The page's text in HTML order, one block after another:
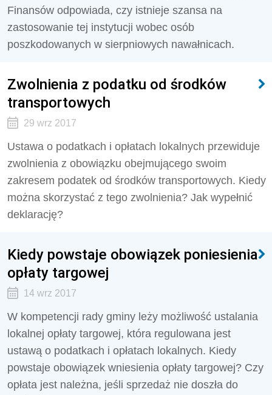
Finansów odpowiada, czy istnieje szansa na
zastosowanie tej instytucji wobec osób
poszkodowanych w sierpniowych nawałnicach.
Zwolnienia z podatku od środków
transportowych
29 wrz 2017
Ustawa o podatkach i opłatach lokalnych przewiduje
zwolnienia z obowiązku obejmującego swoim
zakresem podatek od środków transportowych. Kiedy
można skorzystać z tego zwolnienia? Jak wypełnić
deklarację?
Kiedy powstaje obowiązek poniesienia
opłaty targowej
14 wrz 2017
W kompetencji rady gminy leży możliwość ustalania
lokalnej opłaty targowej, która regulowana jest
ustawą o podatkach i opłatach lokalnych. Kiedy
powstaje obowiązek wniesienia opłaty targowej? Czy
opłata jest należna, jeśli sprzedaż nie doszła do